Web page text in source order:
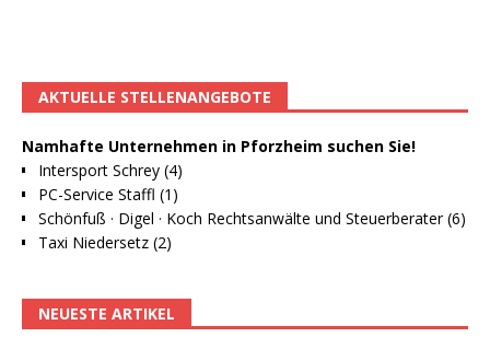
AKTUELLE STELLENANGEBOTE
Namhafte Unternehmen in Pforzheim suchen Sie!
Intersport Schrey (4)
PC-Service Staffl (1)
Schönfuß · Digel · Koch Rechtsanwälte und Steuerberater (6)
Taxi Niedersetz (2)
NEUESTE ARTIKEL